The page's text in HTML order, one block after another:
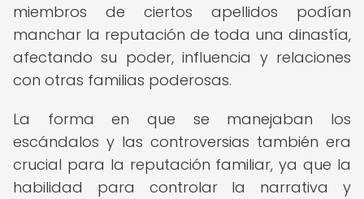
miembros de ciertos apellidos podían
manchar la reputación de toda una dinastía,
afectando su poder, influencia y relaciones
con otras familias poderosas.
La forma en que se manejaban los
escándalos y las controversias también era
crucial para la reputación familiar, ya que la
habilidad para controlar la narrativa y